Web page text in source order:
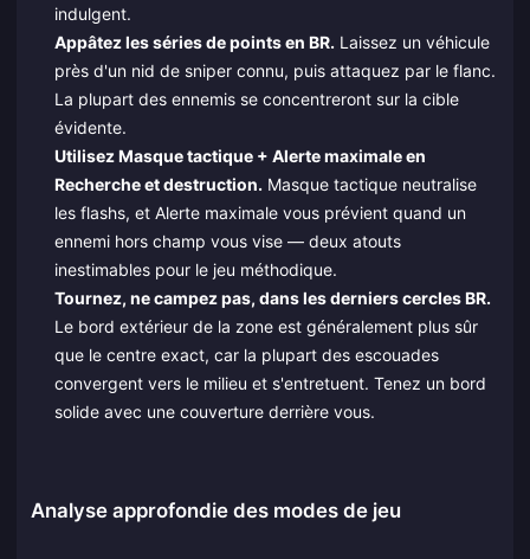
indulgent.
Appâtez les séries de points en BR. Laissez un véhicule
près d'un nid de sniper connu, puis attaquez par le flanc.
La plupart des ennemis se concentreront sur la cible
évidente.
Utilisez Masque tactique + Alerte maximale en
Recherche et destruction. Masque tactique neutralise
les flashs, et Alerte maximale vous prévient quand un
ennemi hors champ vous vise — deux atouts
inestimables pour le jeu méthodique.
Tournez, ne campez pas, dans les derniers cercles BR.
Le bord extérieur de la zone est généralement plus sûr
que le centre exact, car la plupart des escouades
convergent vers le milieu et s'entretuent. Tenez un bord
solide avec une couverture derrière vous.
Analyse approfondie des modes de jeu